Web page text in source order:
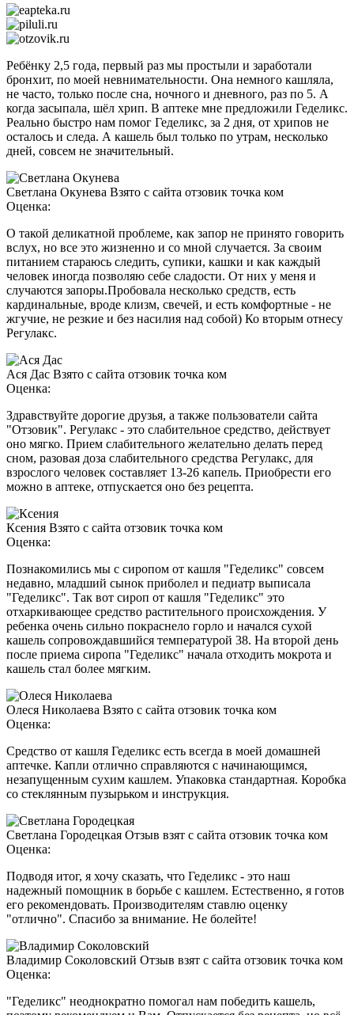
Ребёнку 2,5 года, первый раз мы простыли и заработали
бронхит, по моей невнимательности. Она немного кашляла,
не часто, только после сна, ночного и дневного, раз по 5. А
когда засыпала, шёл хрип. В аптеке мне предложили Геделикс.
Реально быстро нам помог Геделикс, за 2 дня, от хрипов не
осталось и следа. А кашель был только по утрам, несколько
дней, совсем не значительный.
Светлана Окунева Взято с сайта отзовик точка ком
Оценка:
О такой деликатной проблеме, как запор не принято говорить
вслух, но все это жизненно и со мной случается. За своим
питанием стараюсь следить, супики, кашки и как каждый
человек иногда позволяю себе сладости. От них у меня и
случаются запоры.Пробовала несколько средств, есть
кардинальные, вроде клизм, свечей, и есть комфортные - не
жгучие, не резкие и без насилия над собой) Ко вторым отнесу
Регулакс.
Ася Дас Взято с сайта отзовик точка ком
Оценка:
Здравствуйте дорогие друзья, а также пользователи сайта
"Отзовик". Регулакс - это слабительное средство, действует
оно мягко. Прием слабительного желательно делать перед
сном, разовая доза слабительного средства Регулакс, для
взрослого человек составляет 13-26 капель. Приобрести его
можно в аптеке, отпускается оно без рецепта.
Ксения Взято с сайта отзовик точка ком
Оценка:
Познакомились мы с сиропом от кашля "Геделикс" совсем
недавно, младший сынок приболел и педиатр выписала
"Геделикс". Так вот сироп от кашля "Геделикс" это
отхаркивающее средство растительного происхождения. У
ребенка очень сильно покраснело горло и начался сухой
кашель сопровождавшийся температурой 38. На второй день
после приема сиропа "Геделикс" начала отходить мокрота и
кашель стал более мягким.
Олеся Николаева Взято с сайта отзовик точка ком
Оценка:
Средство от кашля Геделикс есть всегда в моей домашней
аптечке. Капли отлично справляются с начинающимся,
незапущенным сухим кашлем. Упаковка стандартная. Коробка
со стеклянным пузырьком и инструкция.
Светлана Городецкая Отзыв взят с сайта отзовик точка ком
Оценка:
Подводя итог, я хочу сказать, что Геделикс - это наш
надежный помощник в борьбе с кашлем. Естественно, я готов
его рекомендовать. Производителям ставлю оценку
"отлично". Спасибо за внимание. Не болейте!
Владимир Соколовский Отзыв взят с сайта отзовик точка ком
Оценка:
"Геделикс" неоднократно помогал нам победить кашель,